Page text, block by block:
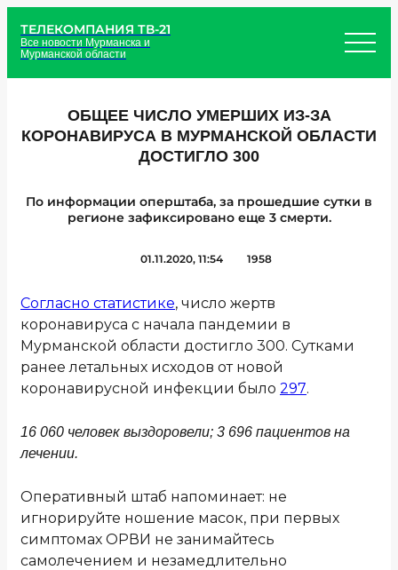
ТЕЛЕКОМПАНИЯ ТВ-21
Все новости Мурманска и
Мурманской области
ОБЩЕЕ ЧИСЛО УМЕРШИХ ИЗ-ЗА
КОРОНАВИРУСА В МУРМАНСКОЙ ОБЛАСТИ
ДОСТИГЛО 300
По информации оперштаба, за прошедшие сутки в
регионе зафиксировано еще 3 смерти.
01.11.2020, 11:54 1958
Согласно статистике, число жертв
коронавируса с начала пандемии в
Мурманской области достигло 300. Сутками
ранее летальных исходов от новой
коронавирусной инфекции было 297.
16 060 человек выздоровели; 3 696 пациентов на
лечении.
Оперативный штаб напоминает: не
игнорируйте ношение масок, при первых
симптомах ОРВИ не занимайтесь
самолечением и незамедлительно